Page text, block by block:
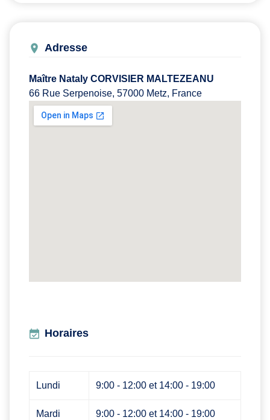
Adresse
Maître Nataly CORVISIER MALTEZEANU
66 Rue Serpenoise, 57000 Metz, France
Horaires
Lundi 9:00 - 12:00 et 14:00 - 19:00
Mardi 9:00 - 12:00 et 14:00 - 19:00